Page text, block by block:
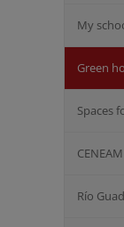
My
Green
Spaces
Río